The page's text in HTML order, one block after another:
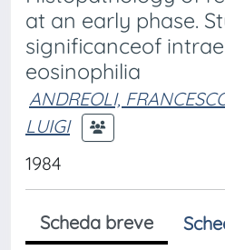
at an early phase.
significanceof
eosinophilia
ANDREOLI,
LUIGI
1984
Scheda breve